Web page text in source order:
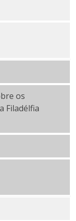
os
Filadélfia